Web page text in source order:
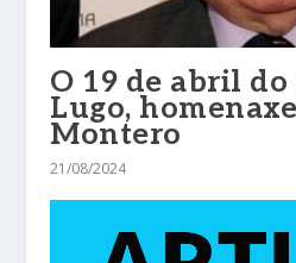
O 19 de abril do
Lugo,
Montero
21/08/2024